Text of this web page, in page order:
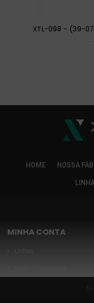
XTL-098 - (39-
HOME NOSSA
MINHA CONTA